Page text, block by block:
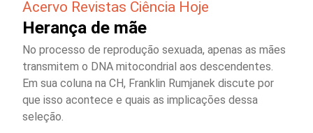
Acervo Revistas Ciência Hoje
Herança de mãe
No processo de reprodução sexuada, apenas as mães
transmitem o DNA mitocondrial aos descendentes.
Em sua coluna na CH, Franklin Rumjanek discute por
que isso acontece e quais as implicações dessa
seleção.